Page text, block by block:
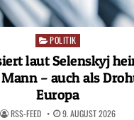
Posted
POLITIK
laut Selenskyj
– auch als
Europa
RSS-FEED 9. AUGUST 2026